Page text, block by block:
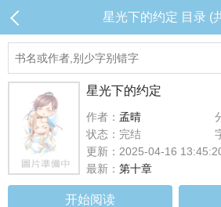
星光下的约定 目录 (
星光下的约定
作者： 孟晴
状态：完结
更新：2025-04-16
最新： 第十章
开始阅读